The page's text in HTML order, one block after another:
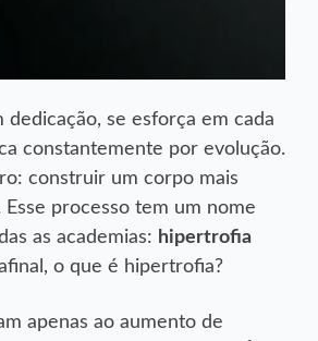
dedicação, se esforça em cada
constantemente por evolução.
construir um corpo mais
processo tem um nome
as academias: hipertrofia
o que é hipertrofia?
apenas ao aumento de